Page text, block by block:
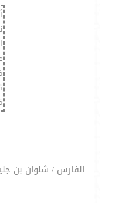
الفارس / شلوان بن